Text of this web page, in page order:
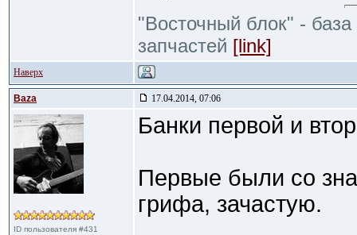
"Восточный блок" -
запчастей [link]
Наверх
Baza 17.04.2014, 07:06
ID пользователя #431
Банки первой и
Первые были со
грифа, зачастую.